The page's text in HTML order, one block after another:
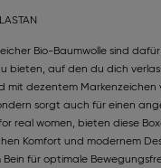
Bio-Baumwolle sind
bieten, auf den du dich
mit dezentem Markenzeichen
sorgt auch für einen
real women, bieten diese
Komfort und modernem
Bein für optimale